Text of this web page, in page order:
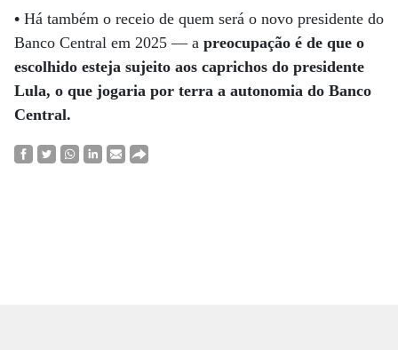
• Há também o receio de quem será o novo presidente do
Banco Central em 2025 — a preocupação é de que o
escolhido esteja sujeito aos caprichos do presidente
Lula, o que jogaria por terra a autonomia do Banco
Central.